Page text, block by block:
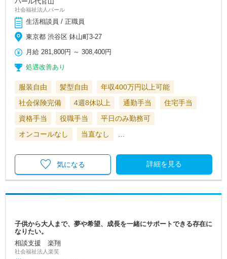
社会福祉法人パール
生活相談員 / 正職員
東京都 渋谷区 鉢山町3-27
月給 281,800円 ～308,400円
処遇改善あり
服装自由 髪型自由
年収400万円以上可能
社会保険完備
4週8休以上 通勤手当
住宅手当
資格手当
役職手当
平日のみ勤務可
オンコールなし
当直なし …
詳細を見る
気になる
子供から大人まで、夢や希望、成長を一緒にサポートできる存在に
なりたい。
相談支援 楽翔
社会福祉法人楽笑